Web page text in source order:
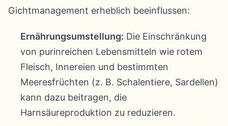
Gichtmanagement erheblich beeinflussen:
Ernährungsumstellung: Die Einschränkung
von purinreichen Lebensmitteln wie rotem
Fleisch, Innereien und bestimmten
Meeresfrüchten (z. B. Schalentiere, Sardellen)
kann dazu beitragen, die
Harnsäureproduktion zu reduzieren.